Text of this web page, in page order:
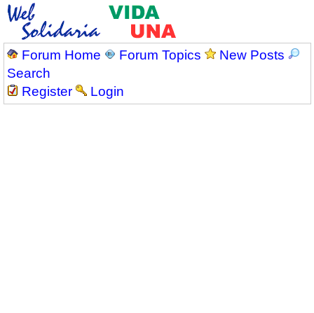
Forum Home Forum Topics
New Posts
Search
Register
Login